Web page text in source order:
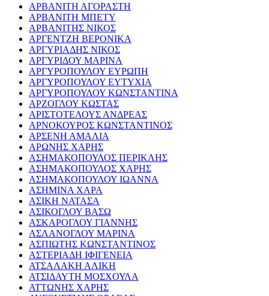
ΑΡΒΑΝΙΤΗ ΑΓΟΡΑΣΤΗ
ΑΡΒΑΝΙΤΗ ΜΠΕΤΥ
ΑΡΒΑΝΙΤΗΣ ΝΙΚΟΣ
ΑΡΓΕΝΤΖΗ ΒΕΡΟΝΙΚΑ
ΑΡΓΥΡΙΑΔΗΣ ΝΙΚΟΣ
ΑΡΓΥΡΙΔΟΥ ΜΑΡΙΝΑ
ΑΡΓΥΡΟΠΟΥΛΟΥ ΕΥΡΩΠΗ
ΑΡΓΥΡΟΠΟΥΛΟΥ ΕΥΤΥΧΙΑ
ΑΡΓΥΡΟΠΟΥΛΟΥ ΚΩΝΣΤΑΝΤΙΝΑ
ΑΡΖΟΓΛΟΥ ΚΩΣΤΑΣ
ΑΡΙΣΤΟΤΕΛΟΥΣ ΑΝΔΡΕΑΣ
ΑΡΝΟΚΟΥΡΟΣ ΚΩΝΣΤΑΝΤΙΝΟΣ
ΑΡΣΕΝΗ ΑΜΑΛΙΑ
ΑΡΩΝΗΣ ΧΑΡΗΣ
ΑΣΗΜΑΚΟΠΟΥΛΟΣ ΠΕΡΙΚΛΗΣ
ΑΣΗΜΑΚΟΠΟΥΛΟΣ ΧΑΡΗΣ
ΑΣΗΜΑΚΟΠΟΥΛΟΥ ΙΩΑΝΝΑ
ΑΣΗΜΙΝΑ ΧΑΡΑ
ΑΣΙΚΗ ΝΑΤΑΣΑ
ΑΣΙΚΟΓΛΟΥ ΒΑΣΩ
ΑΣΚΑΡΟΓΛΟΥ ΓΙΑΝΝΗΣ
ΑΣΛΑΝΟΓΛΟΥ ΜΑΡΙΝΑ
ΑΣΠΙΩΤΗΣ ΚΩΝΣΤΑΝΤΙΝΟΣ
ΑΣΤΕΡΙΑΔΗ ΙΦΙΓΕΝΕΙΑ
ΑΤΣΑΛΑΚΗ ΑΛΙΚΗ
ΑΤΣΙΔΑΥΤΗ ΜΟΣΧΟΥΛΑ
ΑΤΤΩΝΗΣ ΧΑΡΗΣ